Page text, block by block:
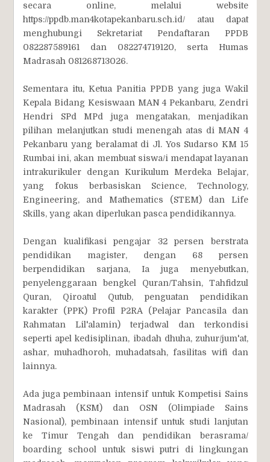
secara online, melalui website
https://ppdb.man4kotapekanbaru.sch.id/ atau dapat
menghubungi Sekretariat Pendaftaran PPDB
082287589161 dan 082274719120, serta Humas
Madrasah 081268713026.
Sementara itu, Ketua Panitia PPDB yang juga Wakil
Kepala Bidang Kesiswaan MAN 4 Pekanbaru, Zendri
Hendri SPd MPd juga mengatakan, menjadikan
pilihan melanjutkan studi menengah atas di MAN 4
Pekanbaru yang beralamat di Jl. Yos Sudarso KM 15
Rumbai ini, akan membuat siswa/i mendapat layanan
intrakurikuler dengan Kurikulum Merdeka Belajar,
yang fokus berbasiskan Science, Technology,
Engineering, and Mathematics (STEM) dan Life
Skills, yang akan diperlukan pasca pendidikannya.
Dengan kualifikasi pengajar 32 persen berstrata
pendidikan magister, dengan 68 persen
berpendidikan sarjana, Ia juga menyebutkan,
penyelenggaraan bengkel Quran/Tahsin, Tahfidzul
Quran, Qiroatul Qutub, penguatan pendidikan
karakter (PPK) Profil P2RA (Pelajar Pancasila dan
Rahmatan Lil'alamin) terjadwal dan terkondisi
seperti apel kedisiplinan, ibadah dhuha, zuhur/jum'at,
ashar, muhadhoroh, muhadatsah, fasilitas wifi dan
lainnya.
Ada juga pembinaan intensif untuk Kompetisi Sains
Madrasah (KSM) dan OSN (Olimpiade Sains
Nasional), pembinaan intensif untuk studi lanjutan
ke Timur Tengah dan pendidikan berasrama/
boarding school untuk siswi putri di lingkungan